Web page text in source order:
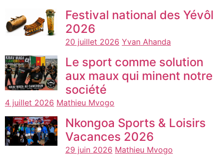
Festival national des Yévôl
2026
20 juillet 2026 Yvan Ahanda
Le sport comme solution
aux maux qui minent notre
société
4 juillet 2026 Mathieu Mvogo
Nkongoa Sports & Loisirs
Vacances 2026
29 juin 2026 Mathieu Mvogo